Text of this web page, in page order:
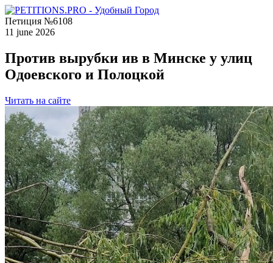
Петиция №6108
11 june 2026
Против вырубки ив в Минске у улиц
Одоевского и Полоцкой
Читать на сайте